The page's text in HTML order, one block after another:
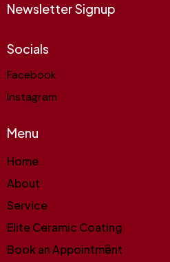
Newsletter Signup
Socials
Facebook
Instagram
Menu
Home
About
Service
Elite Ceramic Coating
Book an Appointment